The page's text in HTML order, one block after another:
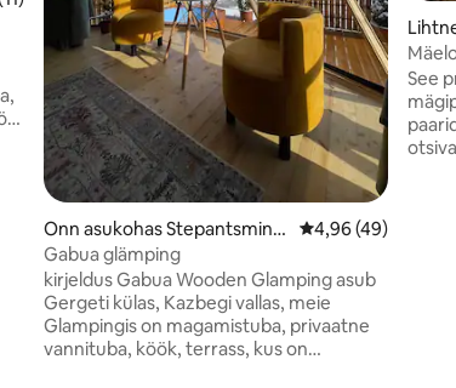
Onn asukohas Stepantsmind
a
Keskmine
4,96 (49)
Gabua glämping
kirjeldus Gabua Wooden Glamping asub
Gergeti külas, Kazbegi vallas, meie
Glampingis on magamistuba, privaatne
vannituba, köök, terrass, kus on
See